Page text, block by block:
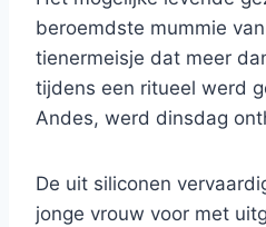
beroemdste mummie
tienermeisje dat meer
tijdens een ritueel werd
Andes, werd dinsdag
De uit siliconen
jonge vrouw voor met